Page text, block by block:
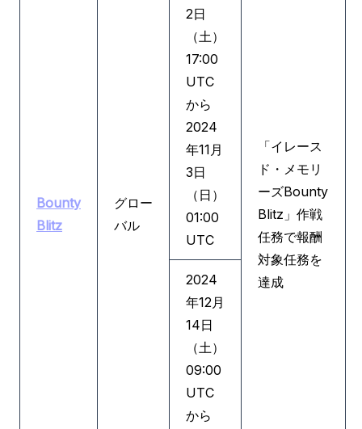
Bounty
Blitz
グロー
バル
2日
（土）
17:00
UTC
から
2024
年11月
3日
（日）
01:00
UTC
「イレース
ド・メモリ
ーズBounty
Blitz」作戦
任務で報酬
対象任務を
達成
2024
年12月
14日
（土）
09:00
UTC
から